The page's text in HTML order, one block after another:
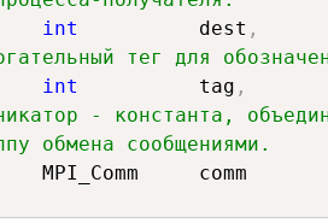
int
          dest
,
тег для
int
          tag
,
- константа,
обмена сообщениями.